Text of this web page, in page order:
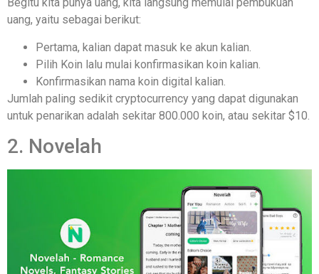
Begitu kita punya uang, kita langsung memulai pembukuan
uang, yaitu sebagai berikut:
Pertama, kalian dapat masuk ke akun kalian.
Pilih Koin lalu mulai konfirmasikan koin kalian.
Konfirmasikan nama koin digital kalian.
Jumlah paling sedikit cryptocurrency yang dapat digunakan
untuk penarikan adalah sekitar 800.000 koin, atau sekitar $10.
2. Novelah